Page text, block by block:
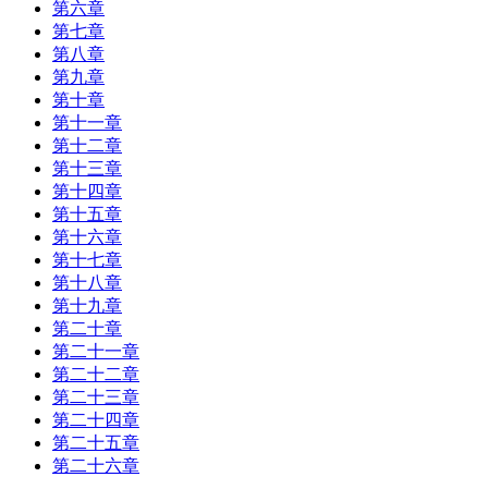
第六章
第七章
第八章
第九章
第十章
第十一章
第十二章
第十三章
第十四章
第十五章
第十六章
第十七章
第十八章
第十九章
第二十章
第二十一章
第二十二章
第二十三章
第二十四章
第二十五章
第二十六章